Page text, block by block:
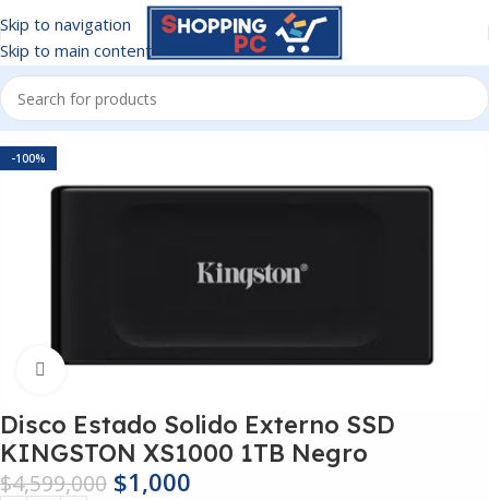
Skip to navigation
Skip to main content
Inicio/Discos Duros
-100%
Click to enlarge
Disco Estado Solido Externo SSD
KINGSTON XS1000 1TB Negro
$4,599,000 $1,000